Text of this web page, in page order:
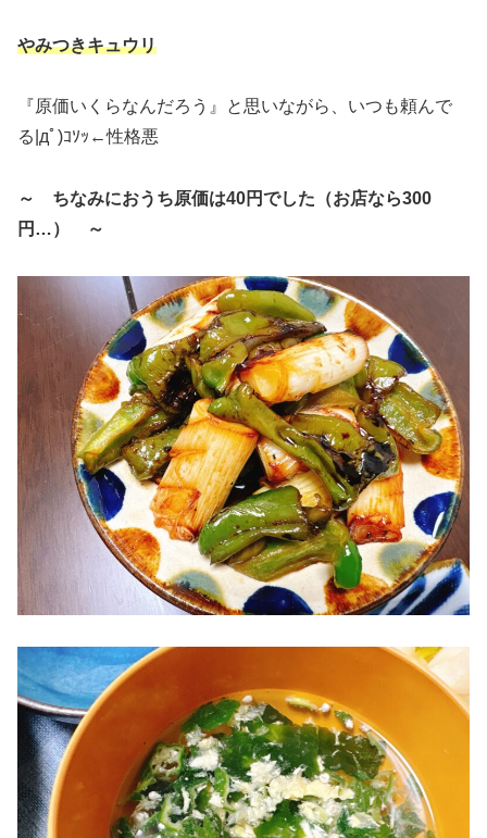
やみつきキュウリ
『原価いくらなんだろう』と思いながら、いつも頼んで
る|дﾟ)ｺｿｯ←性格悪
～ ちなみにおうち原価は40円でした（お店なら300
円…） ～